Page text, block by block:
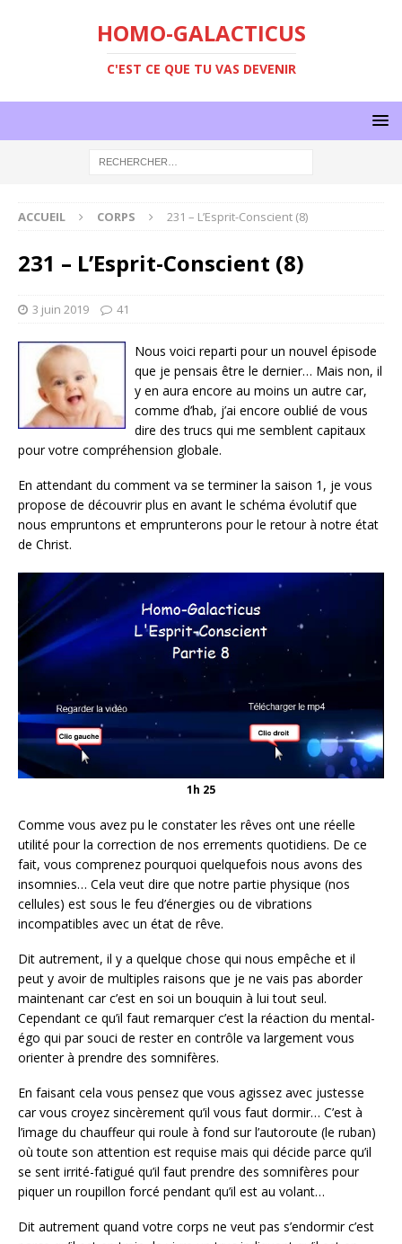
HOMO-GALACTICUS
C'EST CE QUE TU VAS DEVENIR
ACCUEIL CORPS 231 – L’Esprit-Conscient (8)
231 – L’Esprit-Conscient (8)
3 juin 2019 41
Nous voici reparti pour un nouvel épisode
que je pensais être le dernier… Mais non, il
y en aura encore au moins un autre car,
comme d’hab, j’ai encore oublié de vous
dire des trucs qui me semblent capitaux
pour votre compréhension globale.
En attendant du comment va se terminer la saison 1, je vous
propose de découvrir plus en avant le schéma évolutif que
nous empruntons et emprunterons pour le retour à notre état
de Christ.
1h 25
Comme vous avez pu le constater les rêves ont une réelle
utilité pour la correction de nos errements quotidiens. De ce
fait, vous comprenez pourquoi quelquefois nous avons des
insomnies… Cela veut dire que notre partie physique (nos
cellules) est sous le feu d’énergies ou de vibrations
incompatibles avec un état de rêve.
Dit autrement, il y a quelque chose qui nous empêche et il
peut y avoir de multiples raisons que je ne vais pas aborder
maintenant car c’est en soi un bouquin à lui tout seul.
Cependant ce qu’il faut remarquer c’est la réaction du mental-
égo qui par souci de rester en contrôle va largement vous
orienter à prendre des somnifères.
En faisant cela vous pensez que vous agissez avec justesse
car vous croyez sincèrement qu’il vous faut dormir… C’est à
l’image du chauffeur qui roule à fond sur l’autoroute (le ruban)
où toute son attention est requise mais qui décide parce qu’il
se sent irrité-fatigué qu’il faut prendre des somnifères pour
piquer un roupillon forcé pendant qu’il est au volant…
Dit autrement quand votre corps ne veut pas s’endormir c’est